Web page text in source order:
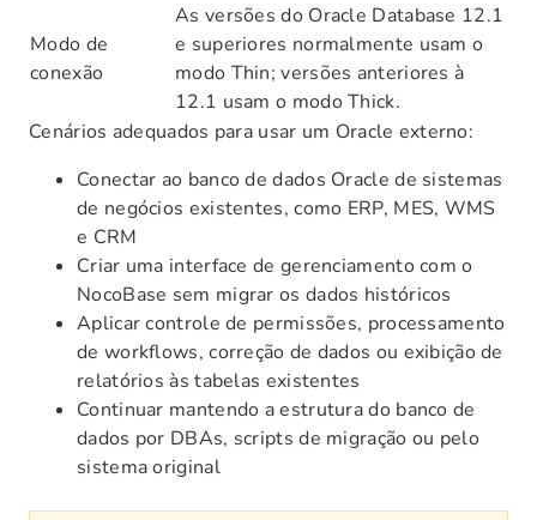
Modo de
conexão
As versões do Oracle Database 12.1
e superiores normalmente usam o
modo Thin; versões anteriores à
12.1 usam o modo Thick.
Cenários adequados para usar um Oracle externo:
Conectar ao banco de dados Oracle de sistemas
de negócios existentes, como ERP, MES, WMS
e CRM
Criar uma interface de gerenciamento com o
NocoBase sem migrar os dados históricos
Aplicar controle de permissões, processamento
de workflows, correção de dados ou exibição de
relatórios às tabelas existentes
Continuar mantendo a estrutura do banco de
dados por DBAs, scripts de migração ou pelo
sistema original